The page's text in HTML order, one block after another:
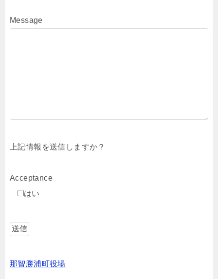
Message
上記情報を送信しますか？
Acceptance
はい
那智勝浦町役場